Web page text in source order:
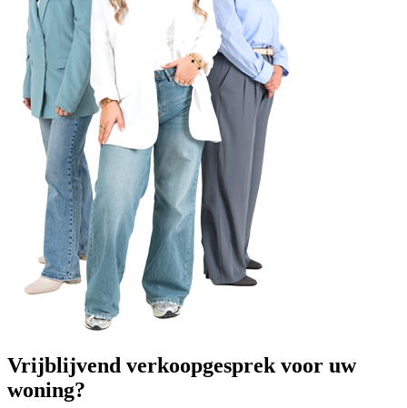
Vrijblijvend verkoopgesprek voor uw
woning?